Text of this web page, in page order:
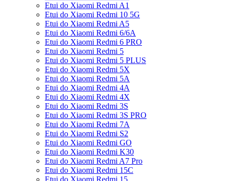
Etui do Xiaomi Redmi A1
Etui do Xiaomi Redmi 10 5G
Etui do Xiaomi Redmi A5
Etui do Xiaomi Redmi 6/6A
Etui do Xiaomi Redmi 6 PRO
Etui do Xiaomi Redmi 5
Etui do Xiaomi Redmi 5 PLUS
Etui do Xiaomi Redmi 5X
Etui do Xiaomi Redmi 5A
Etui do Xiaomi Redmi 4A
Etui do Xiaomi Redmi 4X
Etui do Xiaomi Redmi 3S
Etui do Xiaomi Redmi 3S PRO
Etui do Xiaomi Redmi 7A
Etui do Xiaomi Redmi S2
Etui do Xiaomi Redmi GO
Etui do Xiaomi Redmi K30
Etui do Xiaomi Redmi A7 Pro
Etui do Xiaomi Redmi 15C
Etui do Xiaomi Redmi 15